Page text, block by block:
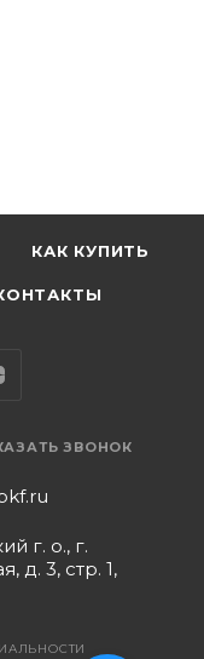
КАК КУПИТЬ
ЗВОНОК
г. о., г.
д. 3, стр. 1,